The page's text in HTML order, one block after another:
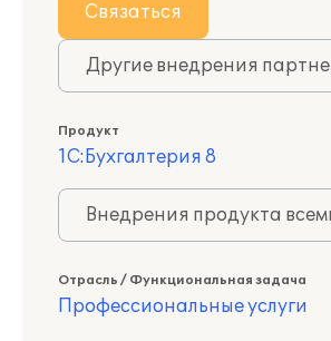
Связаться
Другие внедрения
Продукт
1С:Бухгалтерия 8
Внедрения продукта
Отрасль / Функциональная задача
Профессиональные услуги